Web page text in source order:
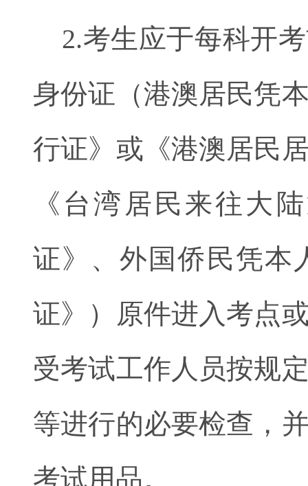
2.考生应于每科开
身份证（港澳居民凭
行证》或《港澳居民
《台湾居民来往大
证》、外国侨民凭本
证》）原件进入考点
受考试工作人员按规
等进行的必要检查，
考试用品。